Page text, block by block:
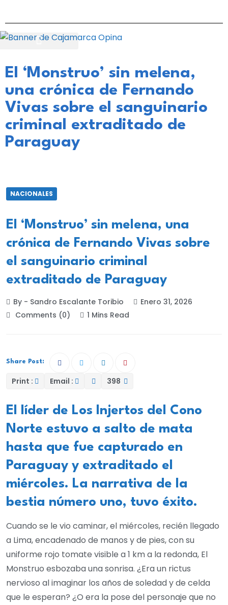
El ‘Monstruo’ sin melena,
una crónica de Fernando
Vivas sobre el sanguinario
criminal extraditado de
Paraguay
NACIONALES
El ‘Monstruo’ sin melena, una
crónica de Fernando Vivas sobre
el sanguinario criminal
extraditado de Paraguay
By - Sandro Escalante Toribio
Enero 31, 2026
Comments (0)
1 Mins Read
Share Post:
Print : Email : 398
El líder de Los Injertos del Cono
Norte estuvo a salto de mata
hasta que fue capturado en
Paraguay y extraditado el
miércoles. La narrativa de la
bestia número uno, tuvo éxito.
Cuando se le vio caminar, el miércoles, recién llegado
a Lima, encadenado de manos y de pies, con su
uniforme rojo tomate visible a 1 km a la redonda, El
Monstruo esbozaba una sonrisa. ¿Era un rictus
nervioso al imaginar los años de soledad y de celda
que le esperan? ¿O era la pose del personaje que no